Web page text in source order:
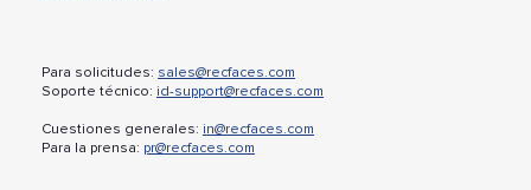
Para solicitudes: sales@recfaces.com
Soporte técnico: id-support@recfaces.com
Cuestiones generales: in@recfaces.com
Para la prensa: pr@recfaces.com